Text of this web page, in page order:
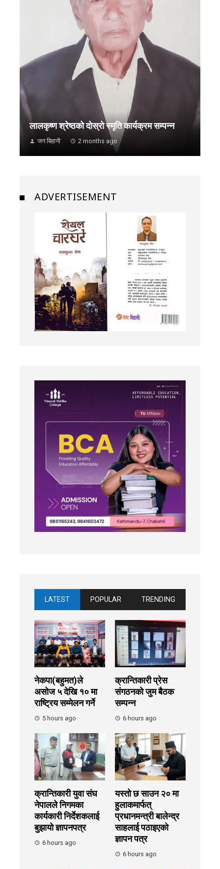
लालकृष्ण श्रेष्ठको दोस्रो स्मृति कार्यक्रम सम्पन्न
जन बिहानी 2 months ago
ADVERTISEMENT
LATEST POPULAR TRENDING
नेकपा(बहुमत)ले
असोज ५ देखि १० मा
राष्ट्रिय सम्मेलन गर्ने
5 hours ago
क्रान्तिकारी प्रेस
संगठनको जुम बैठक
सम्पन्न
6 hours ago
क्रान्तिकारी युवा संघ
नेपालले निगमका
कार्यकारी निर्देशकलाई
बुझायाे ज्ञापनपत्र
6 hours ago
यस्तो छ साउन २० मा
हुलाकमार्फत्
प्रधानमन्त्री बालेन्द्र
साहलाई पठाइएको
ज्ञापन पत्र
6 hours ago